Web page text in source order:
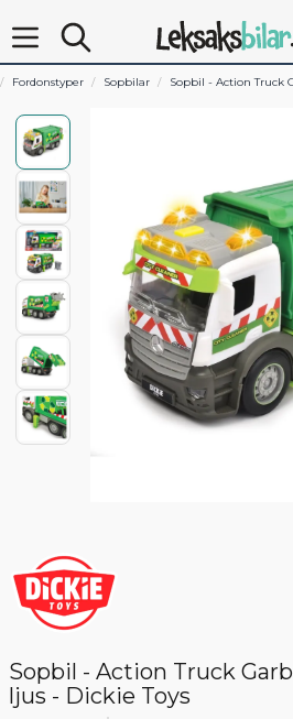
Fordonstyper Sopbilar Sopbil - Action Truck
Sopbil - Action Truck
ljus - Dickie Toys